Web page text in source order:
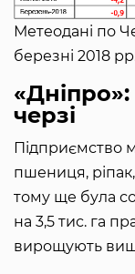
Метеодані по
березні 2018
черзі
Підприємство
пшениця, ріпак,
тому ще була
на 3,5 тис. га
вирощують